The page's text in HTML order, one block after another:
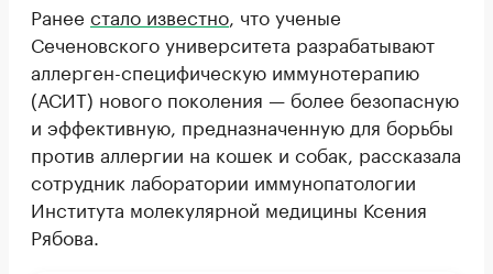
Ранее стало известно , что ученые
Сеченовского университета разрабатывают
аллерген-специфическую иммунотерапию
(АСИТ) нового поколения — более безопасную
и эффективную, предназначенную для борьбы
против аллергии на кошек и собак, рассказала
сотрудник лаборатории иммунопатологии
Института молекулярной медицины Ксения
Рябова.